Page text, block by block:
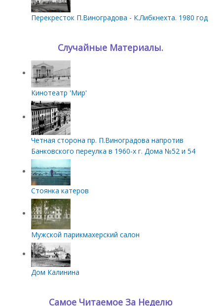
Перекресток П.Виноградова - К.Либкнехта. 1980 год
Случайные Материалы.
Кинотеатр 'Мир'
Четная сторона пр. П.Виноградова напротив
Банковского переулка в 1960-х г. Дома №52 и 54
Стоянка катеров
Мужской парикмахерский салон
Дом Калинина
Самое Читаемое За Неделю